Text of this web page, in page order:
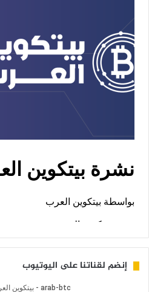
إنضم لقناتنا على اليوتيوب